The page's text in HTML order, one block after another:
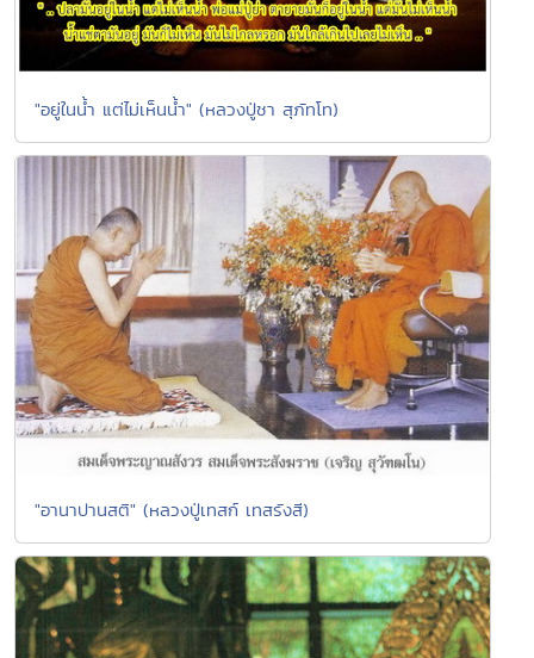
"อยู่ในน้ำ แต่ไม่เห็นน้ำ" (หลวงปู่ชา สุภัทโท)
"อานาปานสติ" (หลวงปู่เทสก์ เทสรังสี)